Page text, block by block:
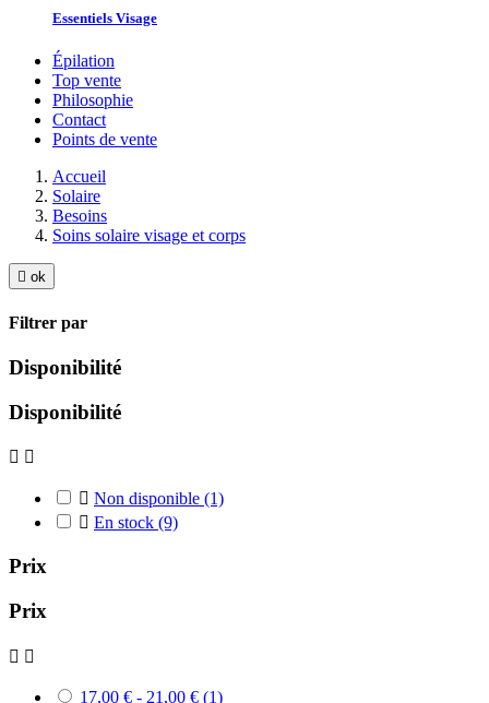
Essentiels Visage
Épilation
Top vente
Philosophie
Contact
Points de vente
Accueil
Solaire
Besoins
Soins solaire visage et corps
 ok
Filtrer par
Disponibilité
Disponibilité
 
 Non disponible (1)
 En stock (9)
Prix
Prix
 
17,00 € - 21,00 € (1)